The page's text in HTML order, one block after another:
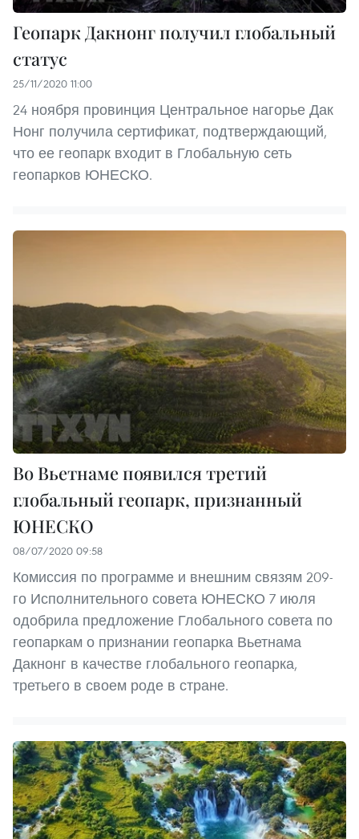
Геопарк Дакнонг получил глобальный
статус
25/11/2020 11:00
24 ноября провинция Центральное нагорье Дак
Нонг получила сертификат, подтверждающий,
что ее геопарк входит в Глобальную сеть
геопарков ЮНЕСКО.
Во Вьетнаме появился третий
глобальный геопарк, признанный
ЮНЕСКО
08/07/2020 09:58
Комиссия по программе и внешним связям 209-
го Исполнительного совета ЮНЕСКО 7 июля
одобрила предложение Глобального совета по
геопаркам о признании геопарка Вьетнама
Дакнонг в качестве глобального геопарка,
третьего в своем роде в стране.